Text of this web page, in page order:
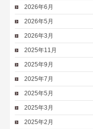
2026年6月
2026年5月
2026年3月
2025年11月
2025年9月
2025年7月
2025年5月
2025年3月
2025年2月